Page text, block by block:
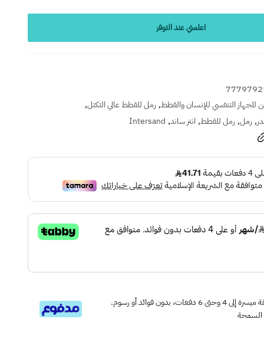
اعلمني عند التوفر
للجهاز التنفسي للإنسان والقطط, رمل للقطط عالي التكتل,
, رمل, رمل للقطط, انتر ساند,
Intersand
قسم دفعاتك بطريقة ميسرة إلى 4 وحتى 6 دفعات، بدون فوائد أو رسوم.
السمحة